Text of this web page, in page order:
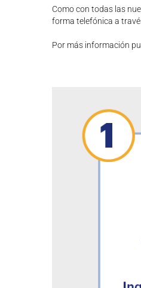
Como con todas las
forma telefónica a
Por más información